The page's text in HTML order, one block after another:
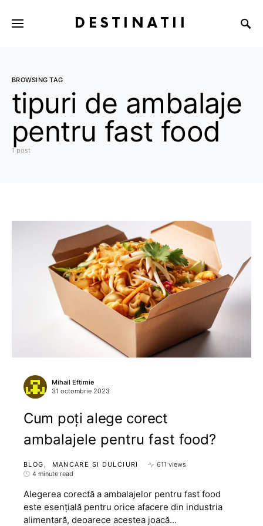
DESTINATII
BROWSING TAG
tipuri de ambalaje
pentru fast food
1 post
Mihail Eftimie
31 octombrie 2023
Cum poți alege corect
ambalajele pentru fast food?
BLOG MANCARE SI DULCIURI
611 views
4 minute read
Alegerea corectă a ambalajelor pentru fast food
este esențială pentru orice afacere din industria
alimentară, deoarece acestea joacă…